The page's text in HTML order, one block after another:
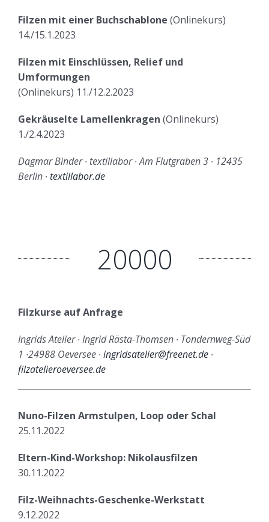
Filzen mit einer Buchschablone (Onlinekurs)
14./15.1.2023
Filzen mit Einschlüssen, Relief und
Umformungen
(Onlinekurs) 11./12.2.2023
Gekräuselte Lamellenkragen (Onlinekurs)
1./2.4.2023
Dagmar Binder ∙ textillabor ∙ Am Flutgraben 3 ∙ 12435
Berlin ∙ textillabor.de
20000
Filzkurse auf Anfrage
Ingrids Atelier ∙ Ingrid Rästa-Thomsen ∙ Tondernweg-Süd
1 ∙24988 Oeversee ∙ ingridsatelier@freenet.de∙
filzatelieroeversee.de
Nuno-Filzen Armstulpen, Loop oder Schal
25.11.2022
Eltern-Kind-Workshop: Nikolausfilzen
30.11.2022
Filz-Weihnachts-Geschenke-Werkstatt
9.12.2022